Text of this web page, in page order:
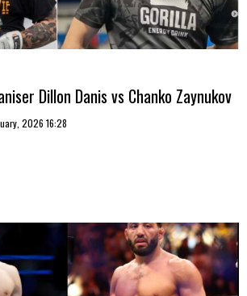
Dillon Danis vs Chanko Zaynukov
2026 16:28